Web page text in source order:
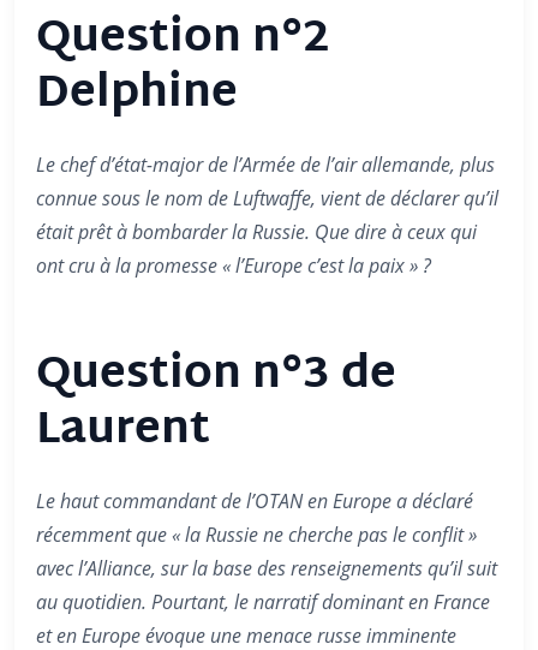
Question n°2
Delphine
Le chef d’état-major de l’Armée de l’air allemande, plus
connue sous le nom de Luftwaffe, vient de déclarer qu’il
était prêt à bombarder la Russie. Que dire à ceux qui
ont cru à la promesse « l’Europe c’est la paix » ?
Question n°3 de
Laurent
Le haut commandant de l’OTAN en Europe a déclaré
récemment que « la Russie ne cherche pas le conflit »
avec l’Alliance, sur la base des renseignements qu’il suit
au quotidien. Pourtant, le narratif dominant en France
et en Europe évoque une menace russe imminente